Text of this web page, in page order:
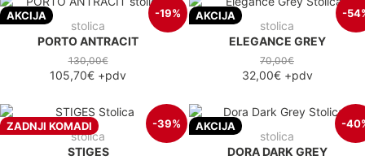
AKCIJA -19%
stolica
PORTO ANTRACIT
130,00€
105,70€ +pdv
AKCIJA -
stolica
ELEGANCE GREY
70,00€
32,00€+pdv
ZADNJI KOMADI -39%
stolica
STIGES
AKCIJA -
stolica
DORA DARK GREY